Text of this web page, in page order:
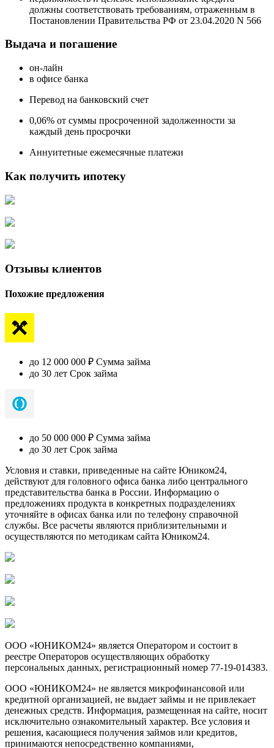
должны соответствовать требованиям, отраженным в
Постановлении Правительства РФ от 23.04.2020 N 566
Выдача и погашение
он-лайн
в офисе банка
Перевод на банковский счет
0,06% от суммы просроченной задолженности за
каждый день просрочки
Аннуитетные ежемесячные платежи
Как получить ипотеку
Отзывы клиентов
Похожие предложения
до 12 000 000 ₽ Сумма займа
до 30 лет Срок займа
до 50 000 000 ₽ Сумма займа
до 30 лет Срок займа
Условия и ставки, приведенные на сайте Юником24,
действуют для головного офиса банка либо центрального
представительства банка в России. Информацию о
предложениях продукта в конкретных подразделениях
уточняйте в офисах банка или по телефону справочной
службы. Все расчеты являются приблизительными и
осуществляются по методикам сайта Юником24.
ООО «ЮНИКОМ24» является Оператором и состоит в
реестре Операторов осуществляющих обработку
персональных данных, регистрационный номер 77-19-014383.
ООО «ЮНИКОМ24» не является микрофинансовой или
кредитной организацией, не выдает займы и не привлекает
денежных средств. Информация, размещенная на сайте, носит
исключительно ознакомительный характер. Все условия и
решения, касающиеся получения займов или кредитов,
принимаются непосредственно компаниями,